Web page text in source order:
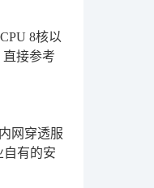
8核以
接参考
网穿透服
自有的安